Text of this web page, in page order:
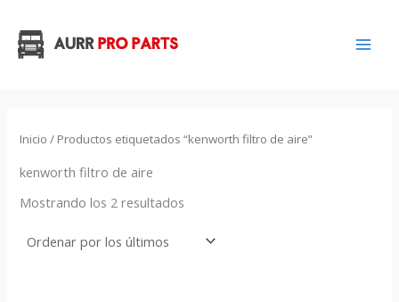
contenido
Inicio / Productos etiquetados “kenworth filtro de aire”
kenworth filtro de aire
Mostrando los 2 resultados